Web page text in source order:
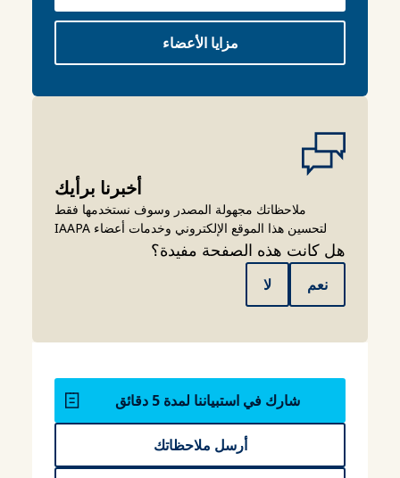
مزايا الأعضاء
أخبرنا برأيك
ملاحظاتك مجهولة المصدر وسوف نستخدمها فقط
لتحسين هذا الموقع الإلكتروني وخدمات أعضاء IAAPA
هل كانت هذه الصفحة مفيدة؟
نعم لا
شارك في استبياننا لمدة 5 دقائق
أرسل ملاحظاتك